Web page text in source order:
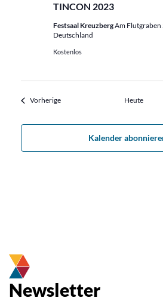
TINCON 2023
Festsaal KreuzbergAm Flutgraben
Deutschland
Kostenlos
VorherigeVeranstaltungen Heute
Kalender
Newsletter